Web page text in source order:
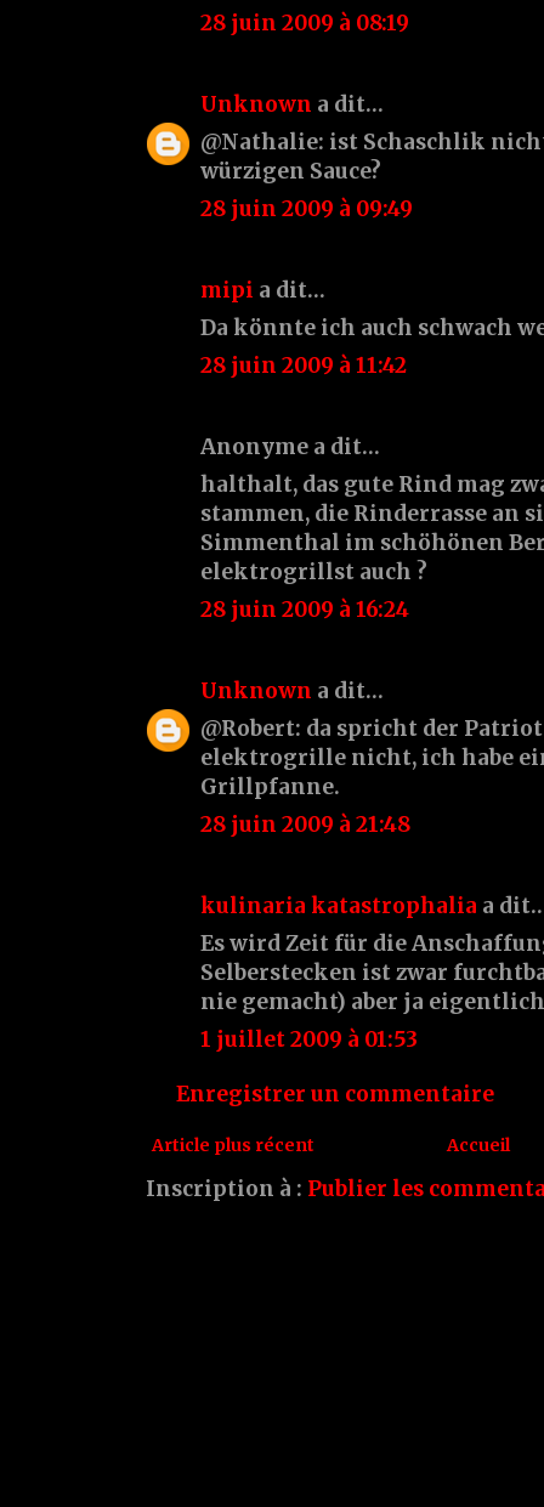
28 juin 2009 à 08:19
Unknown a dit…
@Nathalie: ist Schaschlik
würzigen Sauce?
28 juin 2009 à 09:49
mipi a dit…
Da könnte ich auch schwach
28 juin 2009 à 11:42
Anonyme a dit…
halthalt, das gute Rind mag
stammen, die Rinderrasse an
Simmenthal im schöhönen
elektrogrillst auch ?
28 juin 2009 à 16:24
Unknown a dit…
@Robert: da spricht der
elektrogrille nicht, ich habe
Grillpfanne.
28 juin 2009 à 21:48
kulinaria katastrophalia a
Es wird Zeit für die
Selberstecken ist zwar
nie gemacht) aber ja
1 juillet 2009 à 01:53
Enregistrer un commentaire
Article plus récent Accueil
Inscription à : Publier les